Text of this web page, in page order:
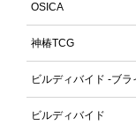
OSICA
神椿TCG
ビルディバイド -ブラ
ビルディバイド